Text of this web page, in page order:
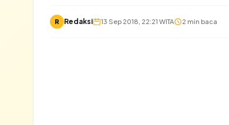
R Redaksi 13 Sep 2018, 22:21 WITA 2 min baca